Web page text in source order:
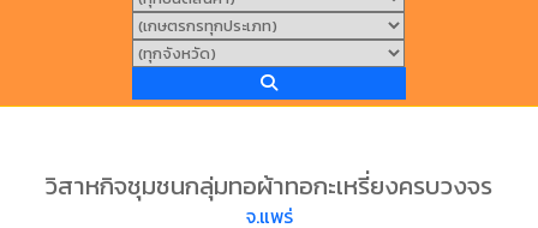
วิสาหกิจชุมชนกลุ่มทอผ้าทอกะเหรี่ยงครบวงจร
จ.แพร่